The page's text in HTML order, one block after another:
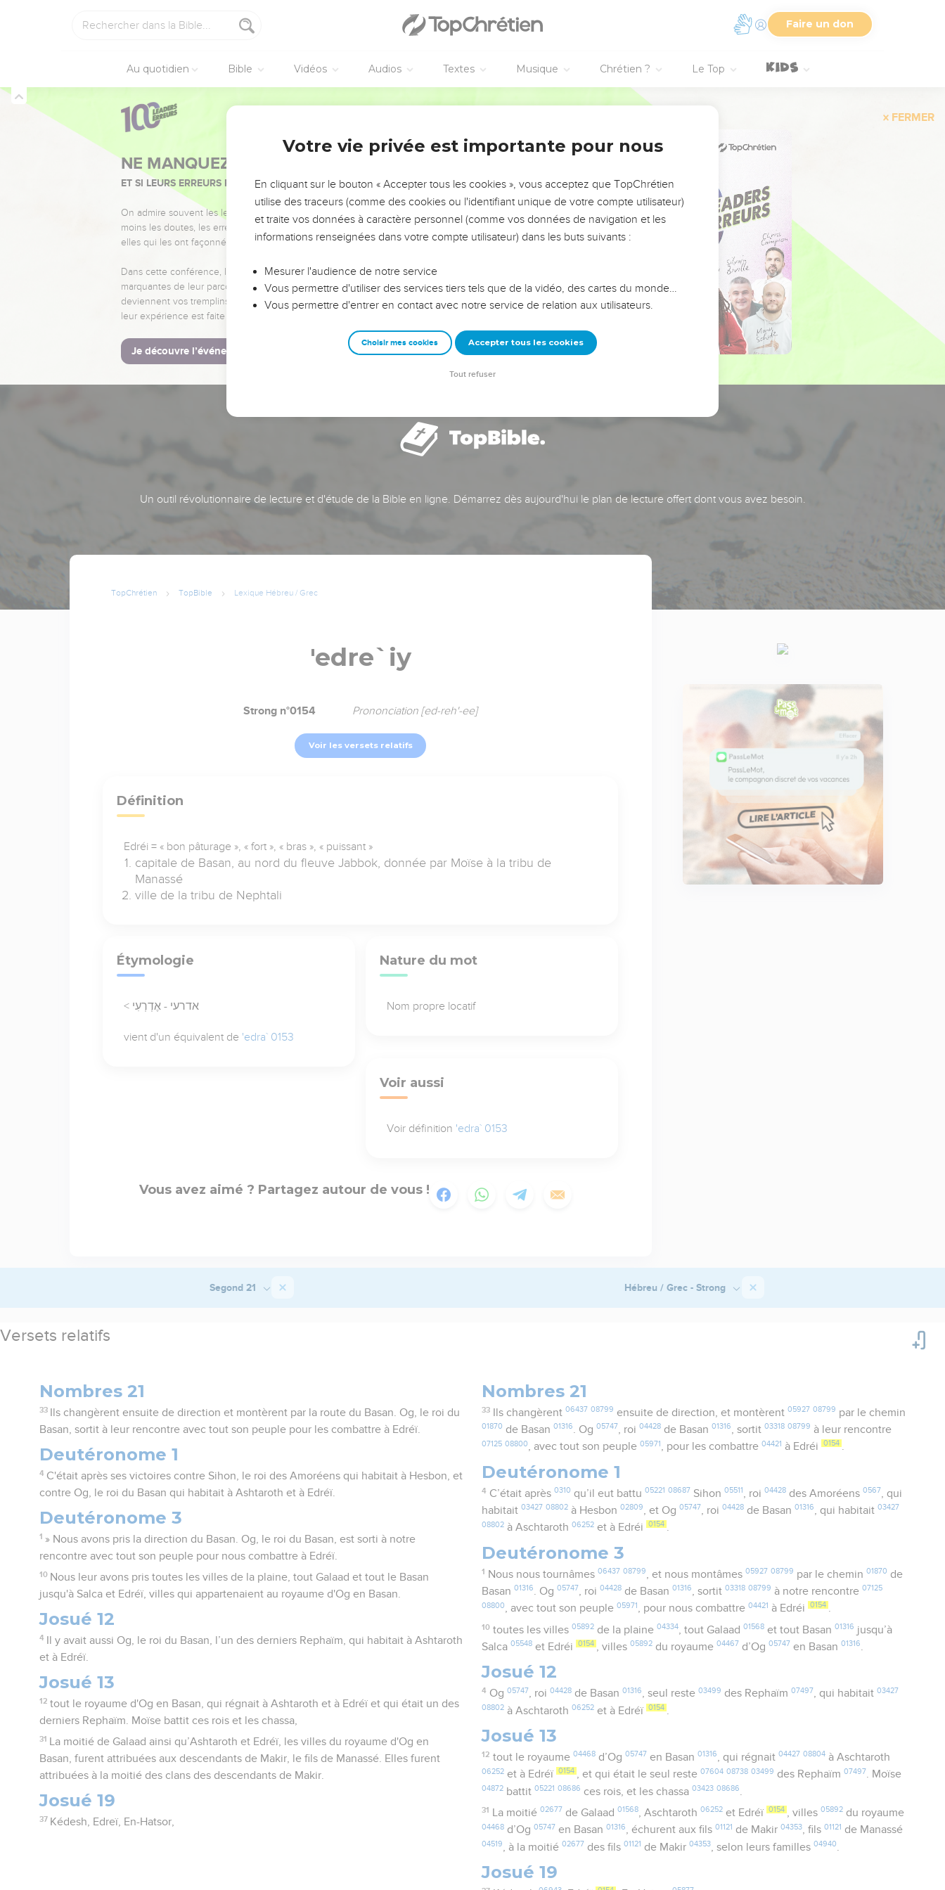
Faire un don
Au quotidien Bible Vidéos Audios Textes Musique Chrétien ? Le Top
FERMER
NE MANQUEZ PAS L’ÉVÉNEMENT DE L’ANNÉE !
ET SI LEURS ERREURS POUVAIENT VOUS ÉVITER LES VOTRES ?
On admire souvent les leaders pour leurs réussites, leur impact, leur foi ou leur vision. Mais on voit
moins les doutes, les erreurs et les saisons difficiles qu'ils ont traversés, alors même que ce sont
elles qui les ont façonnés.
Dans cette conférence, leaders, entrepreneurs, et responsables reviennent sur les erreurs
marquantes de leur parcours et les clés pour avancer avec plus de sagesse afin que leurs erreurs
deviennent vos tremplins. Que vous guidiez un ministère, une équipe, un groupe ou une famille,
leur expérience est faite pour vous.
Je découvre l’événement
Un outil révolutionnaire de lecture et d'étude de la Bible en ligne. Démarrez dès aujourd'hui le plan de lecture offert dont vous avez besoin.
TopChrétien TopBible Lexique Hébreu / Grec
'edre`iy
Strong n°0154 Prononciation [ed-reh'-ee]
Voir les versets relatifs
Définition
Edréi = « bon pâturage », « fort », « bras », « puissant »
capitale de Basan, au nord du fleuve Jabbok, donnée par Moïse à la tribu de
Manassé
ville de la tribu de Nephtali
Étymologie
< אדרעי - אֶדְרְעִי
vient d'un équivalent de 'edra` 0153
Nature du mot
Nom propre locatif
Voir aussi
Voir définition 'edra` 0153
Vous avez aimé ? Partagez autour de vous !
Segond 21 Hébreu / Grec - Strong
Versets relatifs
Nombres 21
33
Ils changèrent ensuite de direction et montèrent par la route du Basan. Og, le roi du
Basan, sortit à leur rencontre avec tout son peuple pour les combattre à Edréï.
Deutéronome 1
4 C'était après ses victoires contre Sihon, le roi des Amoréens qui habitait à Hesbon, et
contre Og, le roi du Basan qui habitait à Ashtaroth et à Edréï.
Deutéronome 3
1 » Nous avons pris la direction du Basan. Og, le roi du Basan, est sorti à notre
rencontre avec tout son peuple pour nous combattre à Edréï.
10 Nous leur avons pris toutes les villes de la plaine, tout Galaad et tout le Basan
jusqu'à Salca et Edréï, villes qui appartenaient au royaume d'Og en Basan.
Josué 12
4
Il y avait aussi Og, le roi du Basan, l’un des derniers Rephaïm, qui habitait à Ashtaroth
et à Edréï.
Josué 13
12 tout le royaume d'Og en Basan, qui régnait à Ashtaroth et à Edréï et qui était un des
derniers Rephaïm. Moïse battit ces rois et les chassa,
31
La moitié de Galaad ainsi qu’Ashtaroth et Edréï, les villes du royaume d'Og en
Basan, furent attribuées aux descendants de Makir, le fils de Manassé. Elles furent
attribuées à la moitié des clans des descendants de Makir.
Josué 19
37 Kédesh, Edreï, En-Hatsor,
Nombres 21
33 Ils changèrent 06437 08799 ensuite de direction, et montèrent 05927 08799 par le chemin
01870 de Basan01316. Og05747, roi04428 de Basan01316, sortit03318 08799 à leur rencontre
07125 08800, avec tout son peuple05971 , pour les combattre04421 à Edréi 0154 .
Deutéronome 1
4 C’était après 0310 qu’il eut battu 05221 08687 Sihon 05511 , roi 04428des Amoréens 0567
, qui
habitait03427 08802 à Hesbon02809, et Og05747, roi04428 de Basan01316, qui habitait03427
08802 à Aschtaroth06252 et à Edréi 0154 .
Deutéronome 3
1 Nous nous tournâmes 06437 08799 , et nous montâmes 05927 08799 par le chemin 01870 de
Basan01316. Og05747, roi04428 de Basan01316, sortit03318 08799 à notre rencontre07125
08800, avec tout son peuple05971, pour nous combattre04421 à Edréi 0154 .
10 toutes les villes 05892de la plaine 04334, tout Galaad 01568et tout Basan 01316 jusqu’à
Salca05548 et Edréi 0154 , villes05892 du royaume04467 d’Og05747 en Basan01316.
Josué 12
4 Og 05747, roi 04428de Basan 01316, seul reste 03499 des Rephaïm 07497, qui habitait 03427
08802 à Aschtaroth06252 et à Edréï 0154
Josué 13
12 tout le royaume 04468d’Og 05747 en Basan 01316, qui régnait 04427 08804à Aschtaroth
06252 et à Edréï 0154 , et qui était le seul reste07604 08738 03499 des Rephaïm07497. Moïse
04872 battit05221 08686 ces rois, et les chassa03423 08686
31 La moitié 02677 de Galaad 01568, Aschtaroth 06252et Edréï 0154 , villes 05892du royaume
04468 d’Og05747 en Basan01316, échurent aux fils01121 de Makir04353, fils01121 de Manassé
04519 , à la moitié02677 des fils01121 de Makir04353 , selon leurs familles04940
Josué 19
Votre vie privée est importante pour nous
En cliquant sur le bouton « Accepter tous les cookies », vous acceptez que TopChrétien
utilise des traceurs (comme des cookies ou l'identifiant unique de votre compte utilisateur)
et traite vos données à caractère personnel (comme vos données de navigation et les
informations renseignées dans votre compte utilisateur) dans les buts suivants :
Mesurer l'audience de notre service
Vous permettre d'utiliser des services tiers tels que de la vidéo, des cartes du monde…
Vous permettre d'entrer en contact avec notre service de relation aux utilisateurs.
Choisir mes cookies Accepter tous les cookies
Tout refuser